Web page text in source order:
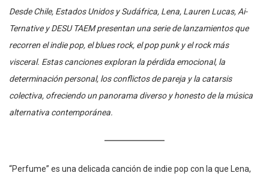
Desde Chile, Estados Unidos y Sudáfrica, Lena, Lauren Lucas, Ai-
Ternative y DESU TAEM presentan una serie de lanzamientos que
recorren el indie pop, el blues rock, el pop punk y el rock más
visceral. Estas canciones exploran la pérdida emocional, la
determinación personal, los conflictos de pareja y la catarsis
colectiva, ofreciendo un panorama diverso y honesto de la música
alternativa contemporánea.
“Perfume” es una delicada canción de indie pop con la que Lena,